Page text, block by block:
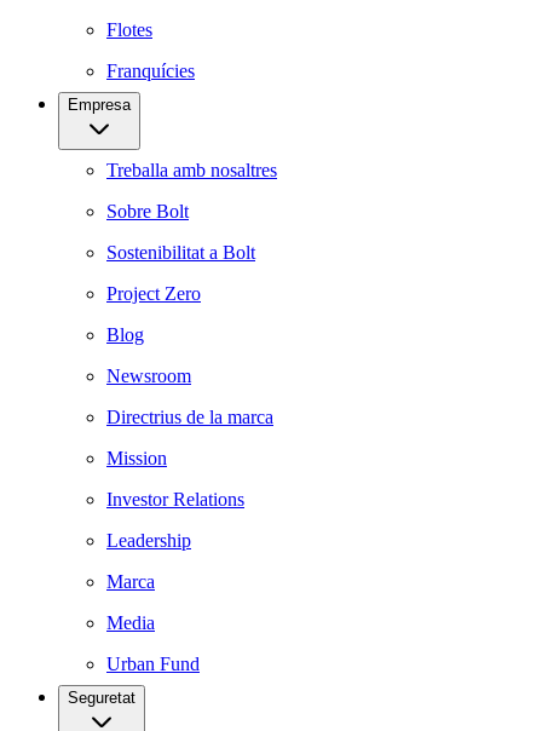
Flotes
Franquícies
Empresa
Treballa amb nosaltres
Sobre Bolt
Sostenibilitat a Bolt
Project Zero
Blog
Newsroom
Directrius de la marca
Mission
Investor Relations
Leadership
Marca
Media
Urban Fund
Seguretat